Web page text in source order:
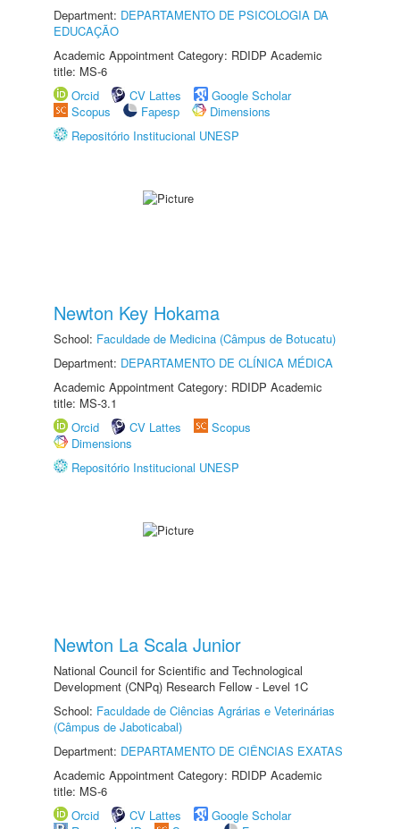
Department: DEPARTAMENTO DE PSICOLOGIA DA
EDUCAÇÃO
Academic Appointment Category: RDIDP Academic
title: MS-6
Orcid
CV Lattes
Google Scholar
Scopus
Fapesp
Dimensions
Repositório Institucional UNESP
Newton Key Hokama
School: Faculdade de Medicina (Câmpus de Botucatu)
Department: DEPARTAMENTO DE CLÍNICA MÉDICA
Academic Appointment Category: RDIDP Academic
title: MS-3.1
Orcid
CV Lattes
Scopus
Dimensions
Repositório Institucional UNESP
Newton La Scala Junior
National Council for Scientific and Technological
Development (CNPq) Research Fellow - Level 1C
School: Faculdade de Ciências Agrárias e Veterinárias
(Câmpus de Jaboticabal)
Department: DEPARTAMENTO DE CIÊNCIAS EXATAS
Academic Appointment Category: RDIDP Academic
title: MS-6
Orcid
CV Lattes
Google Scholar